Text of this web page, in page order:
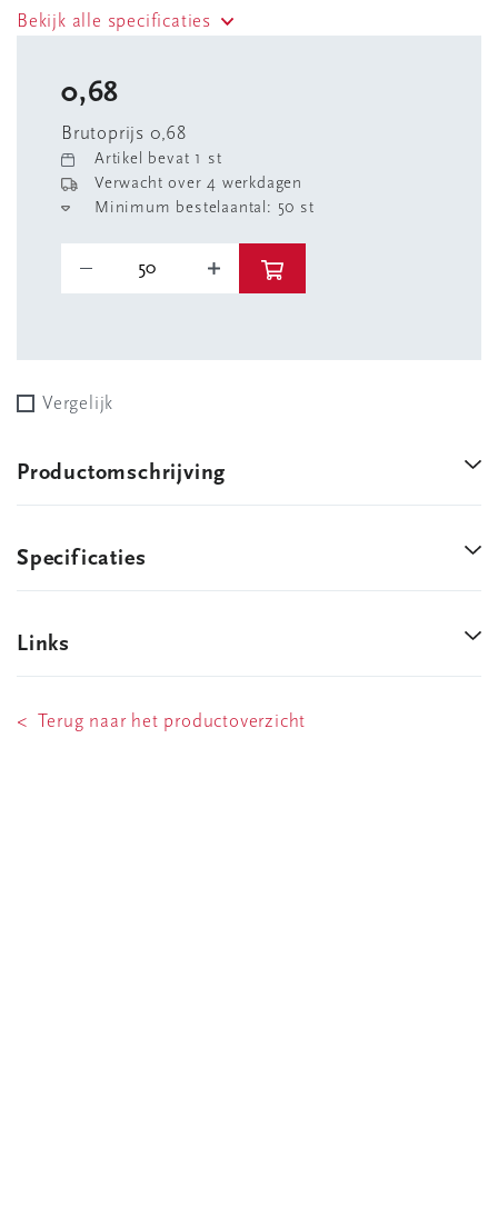
Bekijk alle specificaties
0,68
Brutoprijs 0,68
Artikel bevat 1 st
Verwacht over 4 werkdagen
Minimum bestelaantal: 50 st
Vergelijk
Productomschrijving
Specificaties
Links
< Terug naar het productoverzicht